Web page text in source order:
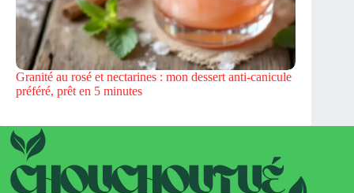
Granité au rosé et nectarines : mon dessert anti-canicule
préféré, prêt en 5 minutes